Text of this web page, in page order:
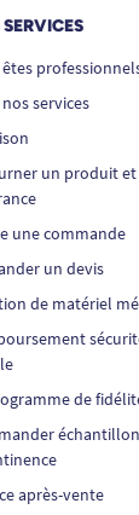
êtes
services
un produit et
une commande
un devis
de matériel
de
après-vente